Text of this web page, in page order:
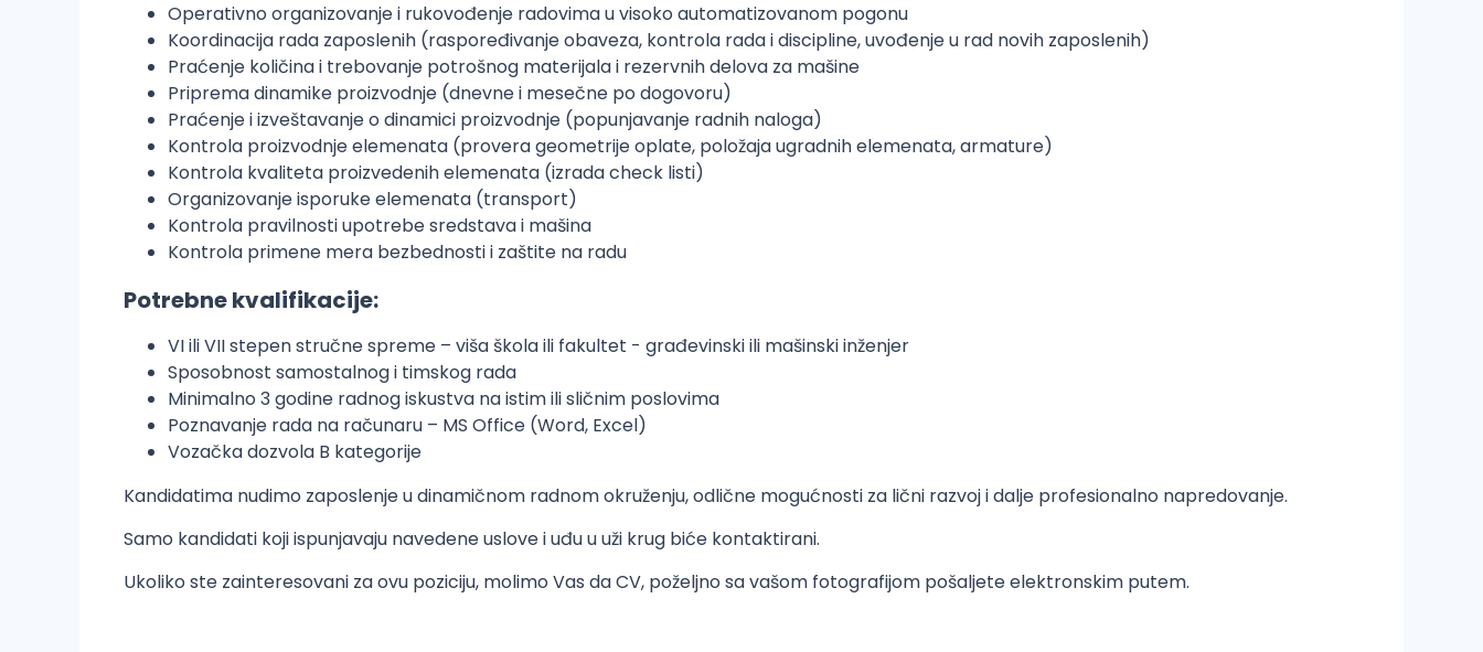
Operativno organizovanje i rukovođenje radovima u visoko automatizovanom pogonu
Koordinacija rada zaposlenih (raspoređivanje obaveza, kontrola rada i discipline, uvođenje u rad novih zaposlenih)
Praćenje količina i trebovanje potrošnog materijala i rezervnih delova za mašine
Priprema dinamike proizvodnje (dnevne i mesečne po dogovoru)
Praćenje i izveštavanje o dinamici proizvodnje (popunjavanje radnih naloga)
Kontrola proizvodnje elemenata (provera geometrije oplate, položaja ugradnih elemenata, armature)
Kontrola kvaliteta proizvedenih elemenata (izrada check listi)
Organizovanje isporuke elemenata (transport)
Kontrola pravilnosti upotrebe sredstava i mašina
Kontrola primene mera bezbednosti i zaštite na radu
Potrebne kvalifikacije:
VI ili VII stepen stručne spreme – viša škola ili fakultet - građevinski ili mašinski inženjer
Sposobnost samostalnog i timskog rada
Minimalno 3 godine radnog iskustva na istim ili sličnim poslovima
Poznavanje rada na računaru – MS Office (Word, Excel)
Vozačka dozvola B kategorije
Kandidatima nudimo zaposlenje u dinamičnom radnom okruženju, odlične mogućnosti za lični razvoj i dalje profesionalno napredovanje.
Samo kandidati koji ispunjavaju navedene uslove i uđu u uži krug biće kontaktirani.
Ukoliko ste zainteresovani za ovu poziciju, molimo Vas da CV, poželjno sa vašom fotografijom pošaljete elektronskim putem.